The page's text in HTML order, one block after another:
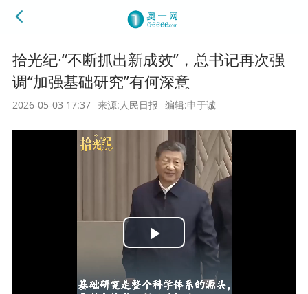
拾光纪·“不断抓出新成效”，总书记再次强
调“加强基础研究”有何深意
2026-05-03 17:37 来源:人民日报 编辑:申于诚
Play
Video